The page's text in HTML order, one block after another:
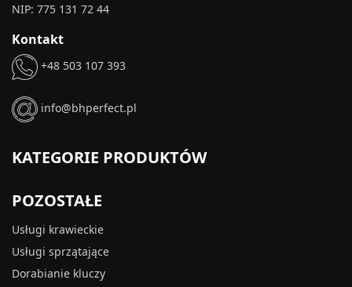
NIP: 775 131 72 44
Kontakt
+48 503 107 393
info@bhperfect.pl
KATEGORIE PRODUKTÓW
POZOSTAŁE
Usługi krawieckie
Usługi sprzątające
Dorabianie kluczy